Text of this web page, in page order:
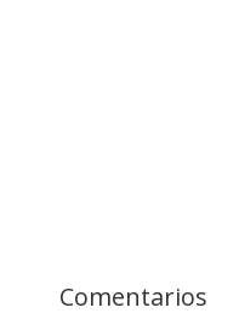
Comentarios